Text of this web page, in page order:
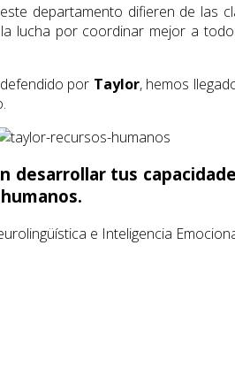
departamento difieren de las
lucha por coordinar mejor a
por Taylor, hemos
desarrollar tus
e Inteligencia